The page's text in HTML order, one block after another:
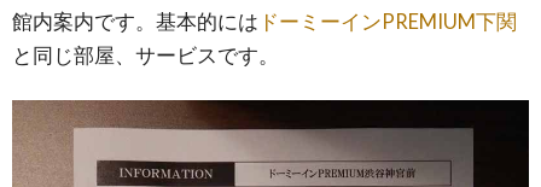
館内案内です。基本的には ドーミーインPREMIUM下関
と同じ部屋、サービスです。